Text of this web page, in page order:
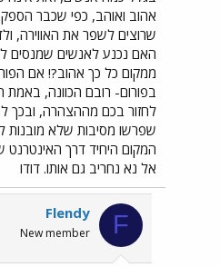
אהוב ואוהב, כפי שכבר
שרוצים לשפר את האווירה,
האם נכנע לאנשים שמנסים
ממקום כל כך אהוב?! אם
בפורום- רובם הכוונה,
לחזור בכם מההצהרה, ובכך
שפרשו מסיבות שלא מובנות
המקום היחיד דרך
אל נא נחריב גם אותו. דודו
F
Flendy
New member